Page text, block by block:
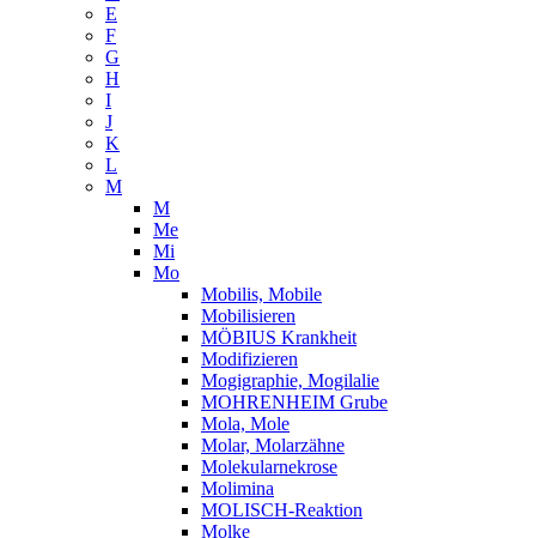
E
F
G
H
I
J
K
L
M
M
Me
Mi
Mo
Mobilis, Mobile
Mobilisieren
MÖBIUS Krankheit
Modifizieren
Mogigraphie, Mogilalie
MOHRENHEIM Grube
Mola, Mole
Molar, Molarzähne
Molekularnekrose
Molimina
MOLISCH-Reaktion
Molke